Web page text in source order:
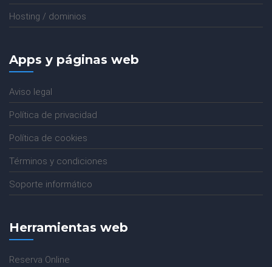
Hosting / dominios
Apps y páginas web
Aviso legal
Política de privacidad
Política de cookies
Términos y condiciones
Soporte informático
Herramientas web
Reserva Online